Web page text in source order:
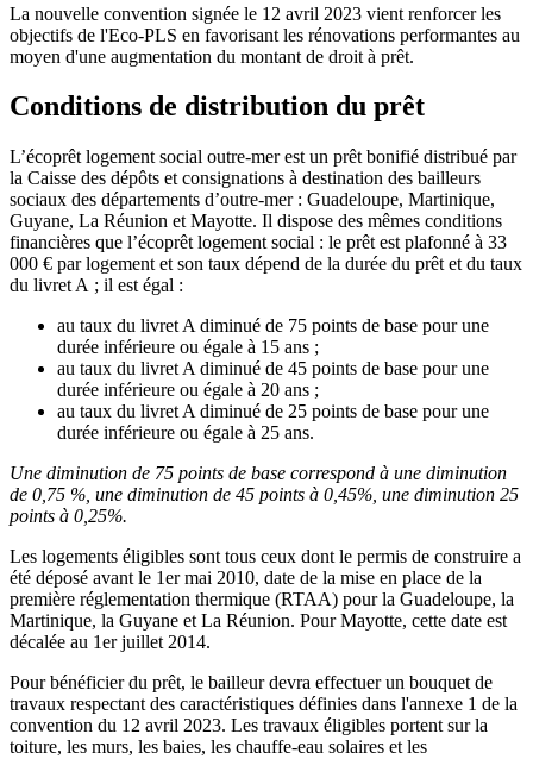
La nouvelle convention signée le 12 avril 2023 vient renforcer les
objectifs de l'Eco-PLS en favorisant les rénovations performantes au
moyen d'une augmentation du montant de droit à prêt.
Conditions de distribution du prêt
L’écoprêt logement social outre-mer est un prêt bonifié distribué par
la Caisse des dépôts et consignations à destination des bailleurs
sociaux des départements d’outre-mer : Guadeloupe, Martinique,
Guyane, La Réunion et Mayotte. Il dispose des mêmes conditions
financières que l’écoprêt logement social : le prêt est plafonné à 33
000 € par logement et son taux dépend de la durée du prêt et du taux
du livret A ; il est égal :
au taux du livret A diminué de 75 points de base pour une
durée inférieure ou égale à 15 ans ;
au taux du livret A diminué de 45 points de base pour une
durée inférieure ou égale à 20 ans ;
au taux du livret A diminué de 25 points de base pour une
durée inférieure ou égale à 25 ans.
Une diminution de 75 points de base correspond à une diminution
de 0,75 %, une diminution de 45 points à 0,45%, une diminution 25
points à 0,25%.
Les logements éligibles sont tous ceux dont le permis de construire a
été déposé avant le 1er mai 2010, date de la mise en place de la
première réglementation thermique (RTAA) pour la Guadeloupe, la
Martinique, la Guyane et La Réunion. Pour Mayotte, cette date est
décalée au 1er juillet 2014.
Pour bénéficier du prêt, le bailleur devra effectuer un bouquet de
travaux respectant des caractéristiques définies dans l'annexe 1 de la
convention du 12 avril 2023. Les travaux éligibles portent sur la
toiture, les murs, les baies, les chauffe-eau solaires et les